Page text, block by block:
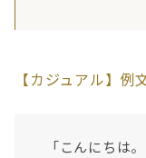
【カジュアル】例
「こんにちは